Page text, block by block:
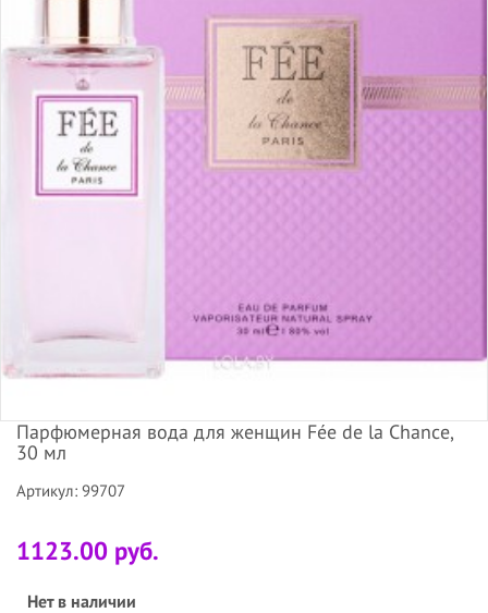
Парфюмерная вода для женщин Fée de la Chance,
30 мл
Артикул: 99707
1123.00 руб.
Нет в наличии